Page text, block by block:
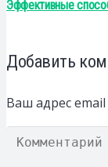
Эффективные
Добавить
Ваш адрес